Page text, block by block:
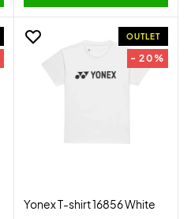
OUTLET
- 20%
Yonex T-shirt 16856 White